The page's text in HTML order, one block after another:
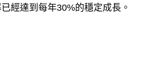
經達到每年30%的穩定成長。